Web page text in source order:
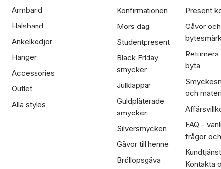
Armband
Halsband
Ankelkedjor
Hängen
Accessories
Outlet
Alla styles
Konfirmationen
Mors dag
Studentpresent
Black Friday
smycken
Julklappar
Guldpläterade
smycken
Silversmycken
Gåvor till henne
Bröllopsgåva
Present
Gåvor och
Returnera
byta
och
FAQ -
frågor
Kontakta